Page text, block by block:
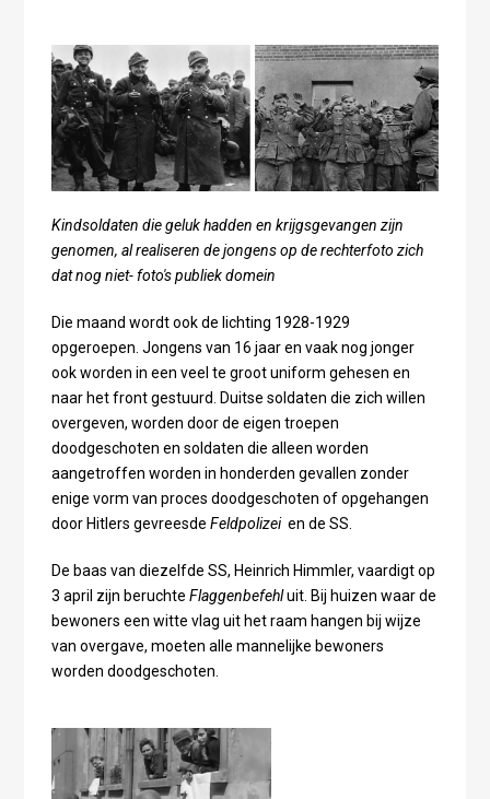
Kindsoldaten die geluk hadden en krijgsgevangen zijn
genomen, al realiseren de jongens op de rechterfoto zich
dat nog niet- foto's publiek domein
Die maand wordt ook de lichting 1928-1929
opgeroepen. Jongens van 16 jaar en vaak nog jonger
ook worden in een veel te groot uniform gehesen en
naar het front gestuurd. Duitse soldaten die zich willen
overgeven, worden door de eigen troepen
doodgeschoten en soldaten die alleen worden
aangetroffen worden in honderden gevallen zonder
enige vorm van proces doodgeschoten of opgehangen
door Hitlers gevreesde Feldpolizei en de SS.
De baas van diezelfde SS, Heinrich Himmler, vaardigt op
3 april zijn beruchte Flaggenbefehluit. Bij huizen waar de
bewoners een witte vlag uit het raam hangen bij wijze
van overgave, moeten alle mannelijke bewoners
worden doodgeschoten.